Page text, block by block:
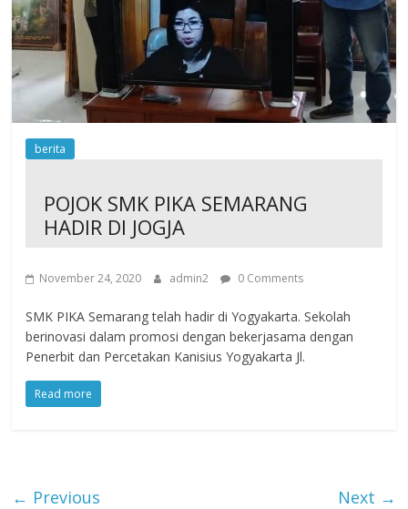
berita
POJOK SMK PIKA SEMARANG
HADIR DI JOGJA
November 24, 2020 admin2 0 Comments
SMK PIKA Semarang telah hadir di Yogyakarta. Sekolah
berinovasi dalam promosi dengan bekerjasama dengan
Penerbit dan Percetakan Kanisius Yogyakarta Jl.
Read more
← Previous Next →